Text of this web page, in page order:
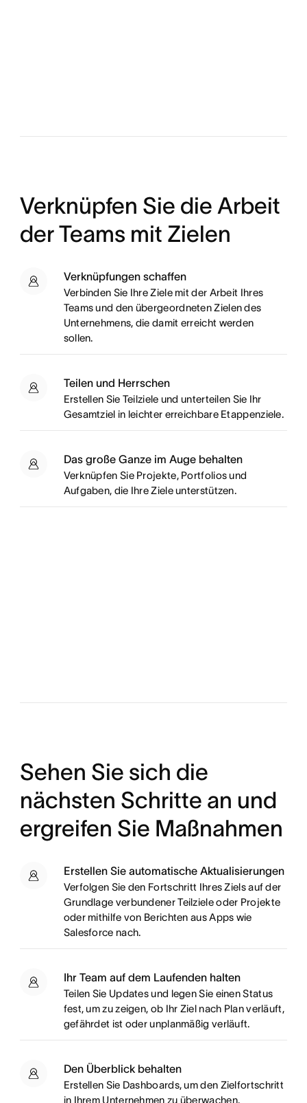
Verknüpfen Sie die Arbeit
der Teams mit Zielen
Verknüpfungen schaffen
Verbinden Sie Ihre Ziele mit der Arbeit Ihres
Teams und den übergeordneten Zielen des
Unternehmens, die damit erreicht werden
sollen.
Teilen und Herrschen
Erstellen Sie Teilziele und unterteilen Sie Ihr
Gesamtziel in leichter erreichbare Etappenziele.
Das große Ganze im Auge behalten
Verknüpfen Sie Projekte, Portfolios und
Aufgaben, die Ihre Ziele unterstützen.
Sehen Sie sich die
nächsten Schritte an und
ergreifen Sie Maßnahmen
Erstellen Sie automatische Aktualisierungen
Verfolgen Sie den Fortschritt Ihres Ziels auf der
Grundlage verbundener Teilziele oder Projekte
oder mithilfe von Berichten aus Apps wie
Salesforce nach.
Ihr Team auf dem Laufenden halten
Teilen Sie Updates und legen Sie einen Status
fest, um zu zeigen, ob Ihr Ziel nach Plan verläuft,
gefährdet ist oder unplanmäßig verläuft.
Den Überblick behalten
Erstellen Sie Dashboards, um den Zielfortschritt
in Ihrem Unternehmen zu überwachen.